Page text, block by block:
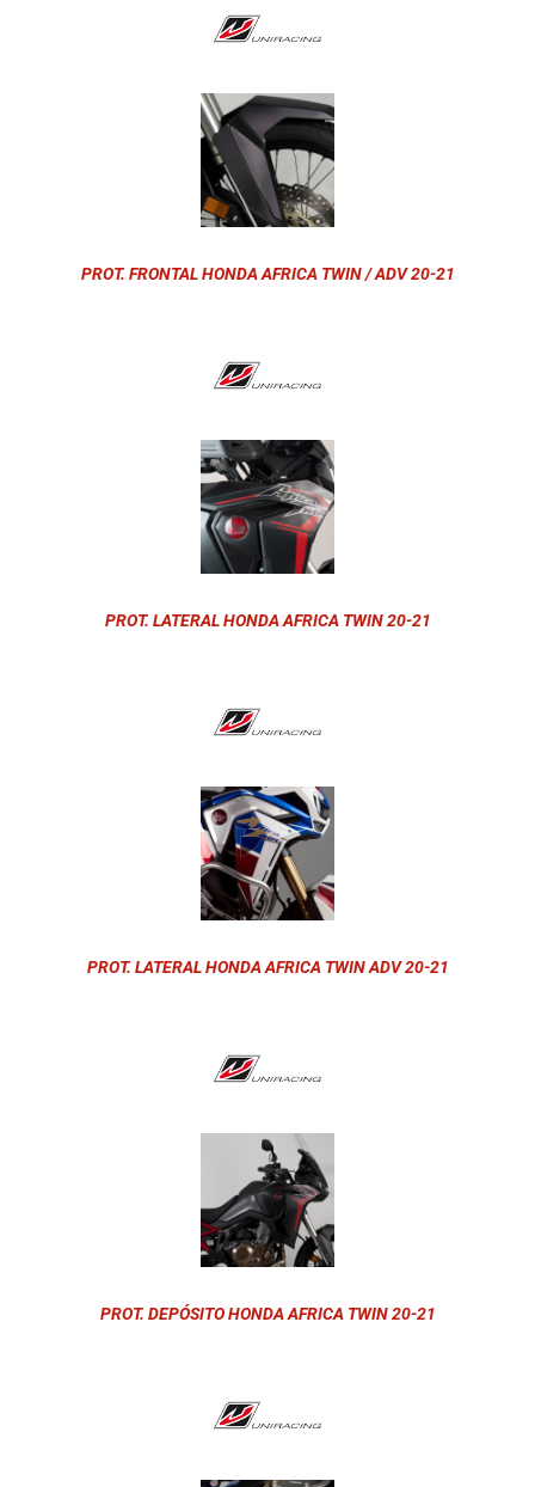
PROT. FRONTAL HONDA AFRICA TWIN / ADV 20-21
PROT. LATERAL HONDA AFRICA TWIN 20-21
PROT. LATERAL HONDA AFRICA TWIN ADV 20-21
PROT. DEPÓSITO HONDA AFRICA TWIN 20-21